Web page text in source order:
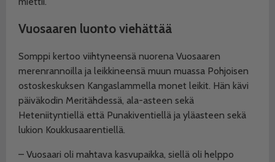
Vuosaaren luonto viehättää
Somppi kertoo viihtyneensä nuorena Vuosaaren
merenrannoilla ja leikkineensä muun muassa Pohjoisen
ostoskeskuksen Kangaslammella monet leikit. Hän kävi
päiväkodin Meritähdessä, ala-asteen sekä
Heteniityntiellä että Punakiventiellä ja yläasteen sekä
lukion Koukkusaarentiellä.
– Vuosaari oli mahtava kasvupaikka, siellä oli helppo